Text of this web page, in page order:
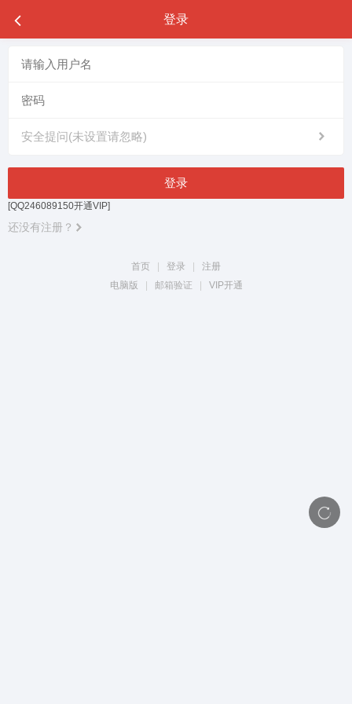
登录
安全提问(未设置请忽略)
登录
[QQ246089150开通VIP]
还没有注册？
首页 登录
注册
电脑版
邮箱验证 VIP开通